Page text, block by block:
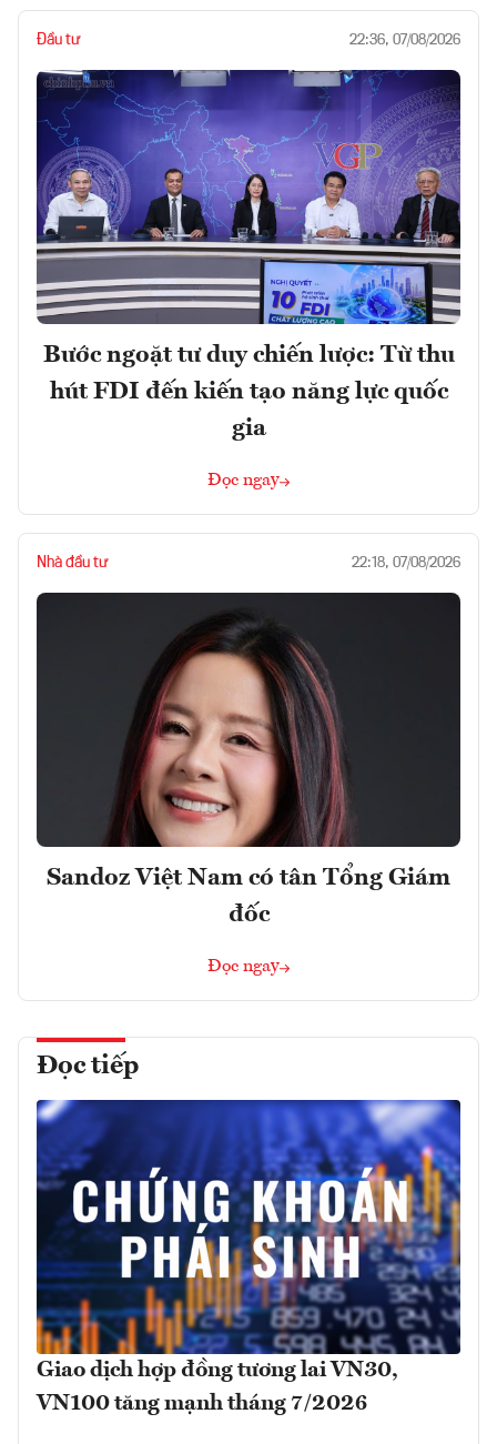
Đầu tư 22:36, 07/08/2026
Bước ngoặt tư duy chiến lược: Từ thu
hút FDI đến kiến tạo năng lực quốc
gia
Đọc ngay
Nhà đầu tư 22:18, 07/08/2026
Sandoz Việt Nam có tân Tổng Giám
đốc
Đọc ngay
Đọc tiếp
Giao dịch hợp đồng tương lai VN30,
VN100 tăng mạnh tháng 7/2026